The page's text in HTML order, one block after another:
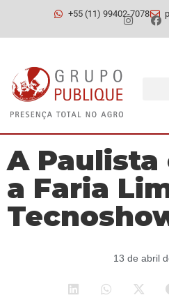
+55 (11) 99402-7078
A Paulista
a Faria
13 de abril